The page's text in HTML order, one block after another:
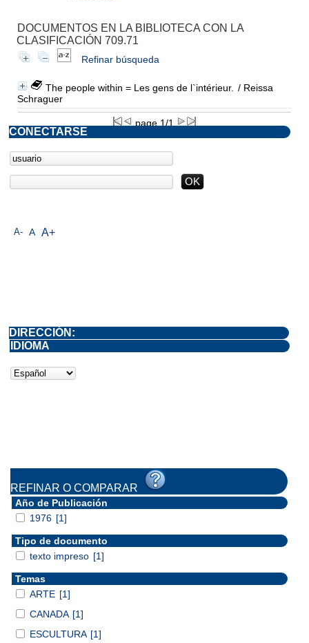
DOCUMENTOS EN LA BIBLIOTECA CON LA
CLASIFICACIÓN 709.71
Refinar búsqueda
The people within = Les gens de l`intérieur. / Reissa
Schraguer
page 1/1
A- A A+
CONECTARSE
DIRECCIÓN:
IDIOMA
REFINAR O COMPARAR
Año de Publicación
1976 [1]
Tipo de documento
texto impreso [1]
Temas
ARTE [1]
CANADA [1]
ESCULTURA [1]